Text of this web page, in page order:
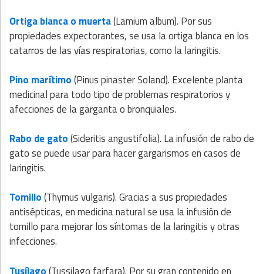
Ortiga blanca o muerta(Lamium album). Por sus
propiedades expectorantes, se usa la ortiga blanca en los
catarros de las vías respiratorias, como la laringitis.
Pino marítimo(Pinus pinaster Soland). Excelente planta
medicinal para todo tipo de problemas respiratorios y
afecciones de la garganta o bronquiales.
Rabo de gato(Sideritis angustifolia). La infusión de rabo de
gato se puede usar para hacer gargarismos en casos de
laringitis.
Tomillo(Thymus vulgaris). Gracias a sus propiedades
antisépticas, en medicina natural se usa la infusión de
tomillo para mejorar los síntomas de la laringitis y otras
infecciones.
Tusílago(Tussilago farfara). Por su gran contenido en